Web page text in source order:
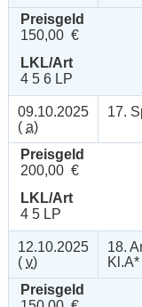
Preisgeld
150,00 €
LKL/Art
4 5 6 LP
09.10.2025
( a)
17.
Preisgeld
200,00 €
LKL/Art
4 5 LP
12.10.2025
( v)
18.
Preisgeld